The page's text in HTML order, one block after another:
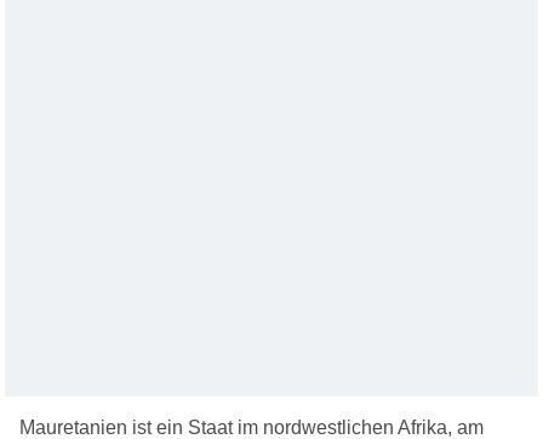
Mauretanien ist ein Staat im nordwestlichen Afrika, am